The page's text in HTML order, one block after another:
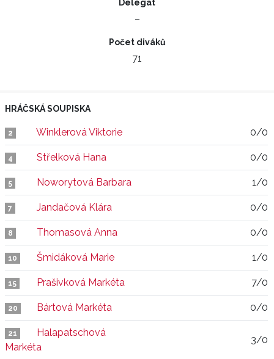
Delegát
–
Počet diváků
71
HRÁČSKÁ SOUPISKA
2 Winklerová Viktorie 0/0
4 Střelková Hana 0/0
5 Noworytová Barbara 1/0
7 Jandačová Klára 0/0
8 Thomasová Anna 0/0
10 Šmidáková Marie 1/0
15 Prašivková Markéta 7/0
20 Bártová Markéta 0/0
21
Halapatschová
Markéta
3/0